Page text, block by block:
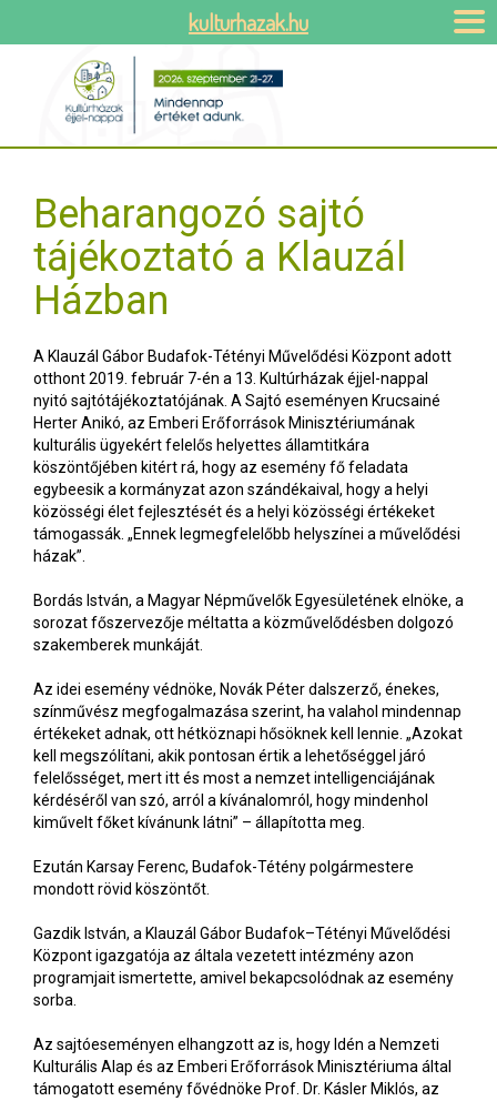
Beharangozó sajtó
tájékoztató a Klauzál
Házban
A Klauzál Gábor Budafok-Tétényi Művelődési Központ adott
otthont 2019. február 7-én a 13. Kultúrházak éjjel-nappal
nyitó sajtótájékoztatójának. A Sajtó eseményen Krucsainé
Herter Anikó, az Emberi Erőforrások Minisztériumának
kulturális ügyekért felelős helyettes államtitkára
köszöntőjében kitért rá, hogy az esemény fő feladata
egybeesik a kormányzat azon szándékaival, hogy a helyi
közösségi élet fejlesztését és a helyi közösségi értékeket
támogassák. „Ennek legmegfelelőbb helyszínei a művelődési
házak”.
Bordás István, a Magyar Népművelők Egyesületének elnöke, a
sorozat főszervezője méltatta a közművelődésben dolgozó
szakemberek munkáját.
Az idei esemény védnöke, Novák Péter dalszerző, énekes,
színművész megfogalmazása szerint, ha valahol mindennap
értékeket adnak, ott hétköznapi hősöknek kell lennie. „Azokat
kell megszólítani, akik pontosan értik a lehetőséggel járó
felelősséget, mert itt és most a nemzet intelligenciájának
kérdéséről van szó, arról a kívánalomról, hogy mindenhol
kiművelt főket kívánunk látni” – állapította meg.
Ezután Karsay Ferenc, Budafok-Tétény polgármestere
mondott rövid köszöntőt.
Gazdik István, a Klauzál Gábor Budafok–Tétényi Művelődési
Központ igazgatója az általa vezetett intézmény azon
programjait ismertette, amivel bekapcsolódnak az esemény
sorba.
Az sajtóeseményen elhangzott az is, hogy Idén a Nemzeti
Kulturális Alap és az Emberi Erőforrások Minisztériuma által
támogatott esemény fővédnöke Prof. Dr. Kásler Miklós, az
kulturhazak.hu